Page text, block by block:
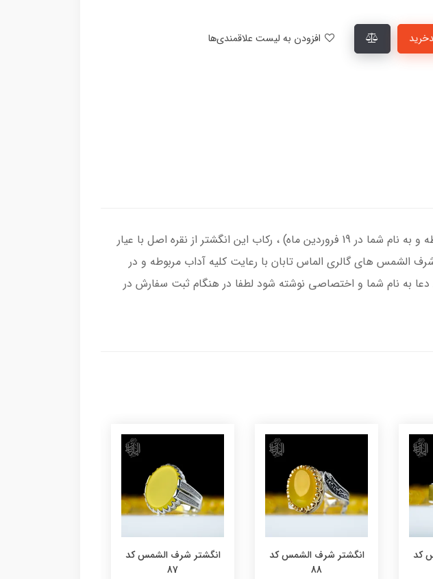
انگشتر نقره مردانه با سنگ عقیق زرد ( آماده حکاکی ذکر شرف الشمس با کلیه آداب مربوطه و به نام شما در 19 فروردین ماه) ، رکاب این انگشتر از نقره اصل با عیار
شرف الشمس های گالری الماس تابان با رعایت کلیه آداب مربوطه و در
به نام شما و اختصاصی نوشته شود لطفا در هنگام ثبت سفارش در
کد
انگشتر شرف الشمس کد
88
انگشتر شرف الشمس کد
87